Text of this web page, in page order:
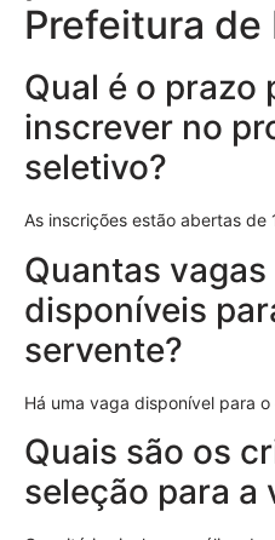
Prefeitura de
Qual é o prazo
inscrever no
seletivo?
As inscrições estão abertas de
Quantas
disponíveis
servente?
Há uma vaga disponível para
Quais são os
seleção para a